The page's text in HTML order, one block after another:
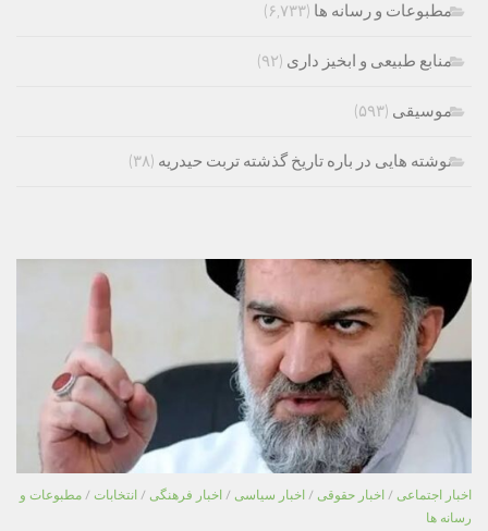
مطبوعات و رسانه ها (۶,۷۳۳)
منابع طبیعی و ابخیز داری (۹۲)
موسیقی (۵۹۳)
نوشته هایی در باره تاریخ گذشته تربت حیدریه (۳۸)
اخبار اجتماعی / اخبار حقوقی / اخبار سیاسی / اخبار فرهنگی / انتخابات / مطبوعات و
رسانه ها